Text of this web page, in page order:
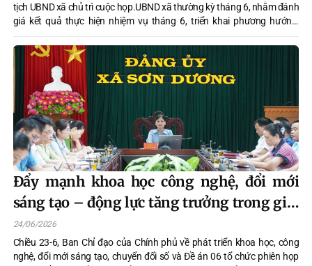
tịch UBND xã chủ trì cuộc họp.UBND xã thường kỳ tháng 6, nhằm đánh
giá kết quả thực hiện nhiệm vụ tháng 6, triển khai phương hướng,
nhiệm vụ trọng tâm tháng 7 và cho ý kiến đối với nhiều nội dung quan
trọng trên các lĩnh vực.
Đẩy mạnh khoa học công nghệ, đổi mới
sáng tạo – động lực tăng trưởng trong giai
đoạn mới
24/06/2026
Chiều 23-6, Ban Chỉ đạo của Chính phủ về phát triển khoa học, công
nghệ, đổi mới sáng tạo, chuyển đổi số và Đề án 06 tổ chức phiên họp